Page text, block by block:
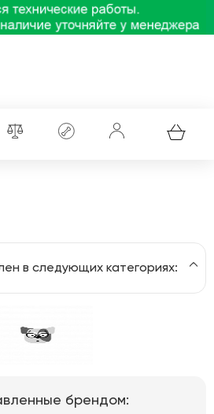
в следующих категориях:
брендом: